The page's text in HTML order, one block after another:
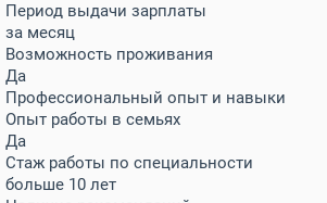
Период выдачи зарплаты
за месяц
Возможность проживания
Да
Профессиональный опыт и навыки
Опыт работы в семьях
Да
Стаж работы по специальности
больше 10 лет